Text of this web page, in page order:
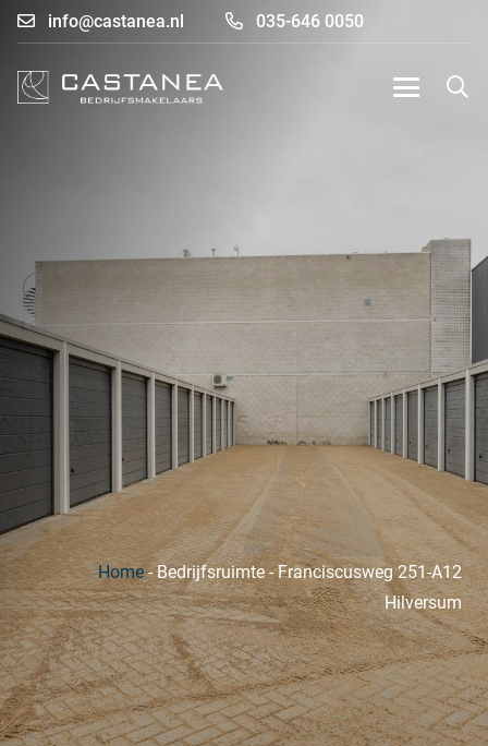
info@castanea.nl 035-646 0050
Home-Bedrijfsruimte -Franciscusweg 251-A12
Hilversum